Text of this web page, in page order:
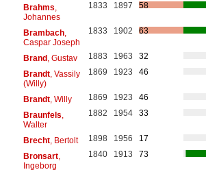
Brahms,
Johannes
1833 1897 58
Brambach,
Caspar Joseph
1833 1902 63
Brand , Gustav 1883 1963
32
Brandt, Vassily
(Willy)
1869 1923 46
Brandt, Willy 1869 1923
46
Braunfels,
Walter
1882 1954 33
Brecht, Bertolt 1898 1956
17
Bronsart,
Ingeborg
1840 1913 73